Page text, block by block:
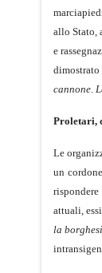
allo Stato,
e
cannone
Proletari,
Le
un
attuali,
la